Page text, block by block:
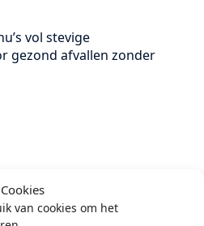
Cookies
van cookies om het
vol stevige
gezond afvallen zonder